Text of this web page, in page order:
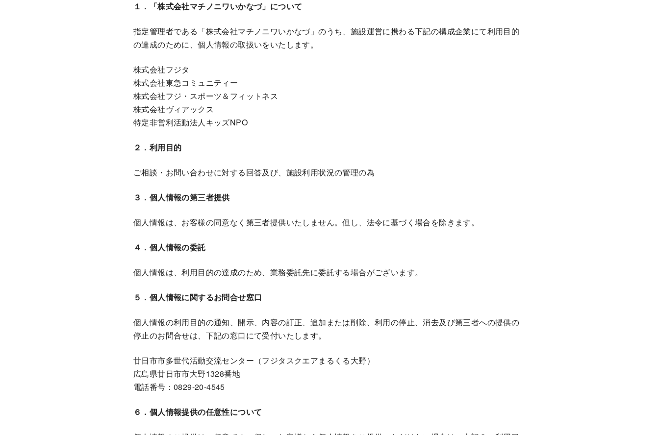
１．「株式会社マチノニワいかなづ」について
指定管理者である「株式会社マチノニワいかなづ」のうち、施設運営に携わる下記の構成企業にて利用目的
の達成のために、個人情報の取扱いをいたします。
株式会社フジタ
株式会社東急コミュニティー
株式会社フジ・スポーツ＆フィットネス
株式会社ヴィアックス
特定非営利活動法人キッズNPO
２．利用目的
ご相談・お問い合わせに対する回答及び、施設利用状況の管理の為
３．個人情報の第三者提供
個人情報は、お客様の同意なく第三者提供いたしません。但し、法令に基づく場合を除きます。
４．個人情報の委託
個人情報は、利用目的の達成のため、業務委託先に委託する場合がございます。
５．個人情報に関するお問合せ窓口
個人情報の利用目的の通知、開示、内容の訂正、追加または削除、利用の停止、消去及び第三者への提供の
停止のお問合せは、下記の窓口にて受付いたします。
廿日市市多世代活動交流センター（フジタスクエアまるくる大野）
広島県廿日市市大野1328番地
電話番号：0829-20-4545
６．個人情報提供の任意性について